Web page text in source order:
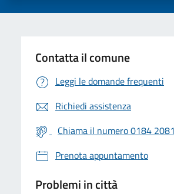
Contatta il comune
Leggi le domande frequenti
Richiedi assistenza
Chiama il numero 0184
Prenota appuntamento
Problemi in città